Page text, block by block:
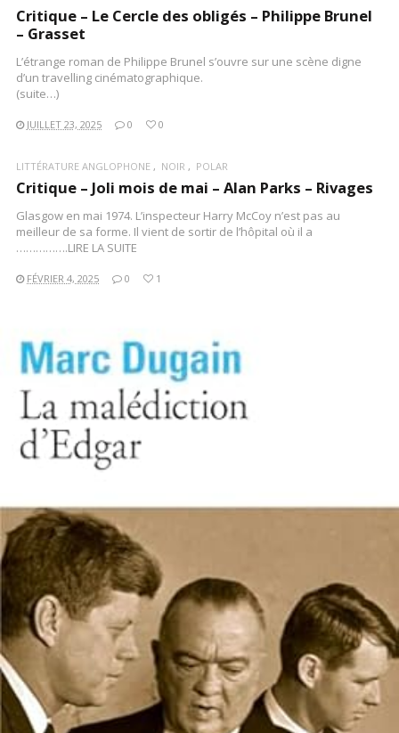
Critique – Le Cercle des obligés – Philippe Brunel
– Grasset
L’étrange roman de Philippe Brunel s’ouvre sur une scène digne
d’un travelling cinématographique.
(suite…)
JUILLET 23, 2025 0 0
LITTÉRATURE ANGLOPHONE NOIR POLAR
Critique – Joli mois de mai – Alan Parks – Rivages
Glasgow en mai 1974. L’inspecteur Harry McCoy n’est pas au
meilleur de sa forme. Il vient de sortir de l’hôpital où il a
…………….LIRE LA SUITE
FÉVRIER 4, 2025 0 1
LIRE LA SUITE